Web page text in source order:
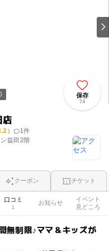
） 1件
益田2階
保存
74
クーポン チケット
口コミ
1
お知らせ
イベント
見どころ
無制限♪ママ＆キッズが